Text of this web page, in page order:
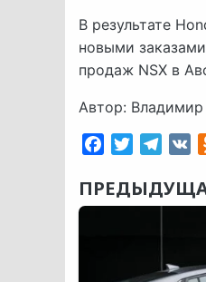
В результате
новыми
продаж NSX в
Автор: Владимир
FacebookTwitter